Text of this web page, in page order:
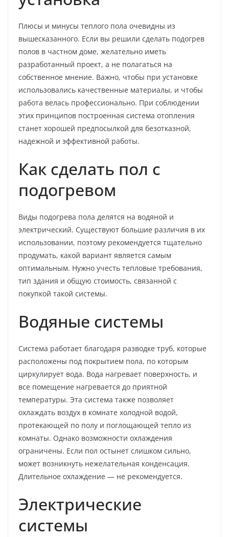
Плюсы и минусы теплого пола очевидны из
вышесказанного. Если вы решили сделать подогрев
полов в частном доме, желательно иметь
разработанный проект, а не полагаться на
собственное мнение. Важно, чтобы при установке
использовались качественные материалы, и чтобы
работа велась профессионально. При соблюдении
этих принципов построенная система отопления
станет хорошей предпосылкой для безотказной,
надежной и эффективной работы.
Как сделать пол с
подогревом
Виды подогрева пола делятся на водяной и
электрический. Существуют большие различия в их
использовании, поэтому рекомендуется тщательно
продумать, какой вариант является самым
оптимальным. Нужно учесть тепловые требования,
тип здания и общую стоимость, связанной с
покупкой такой системы.
Водяные системы
Система работает благодаря разводке труб, которые
расположены под покрытием пола, по которым
циркулирует вода. Вода нагревает поверхность, и
все помещение нагревается до приятной
температуры. Эта система также позволяет
охлаждать воздух в комнате холодной водой,
протекающей по полу и поглощающей тепло из
комнаты. Однако возможности охлаждения
ограничены. Если пол остынет слишком сильно,
может возникнуть нежелательная конденсация.
Длительное охлаждение — не рекомендуется.
Электрические
системы